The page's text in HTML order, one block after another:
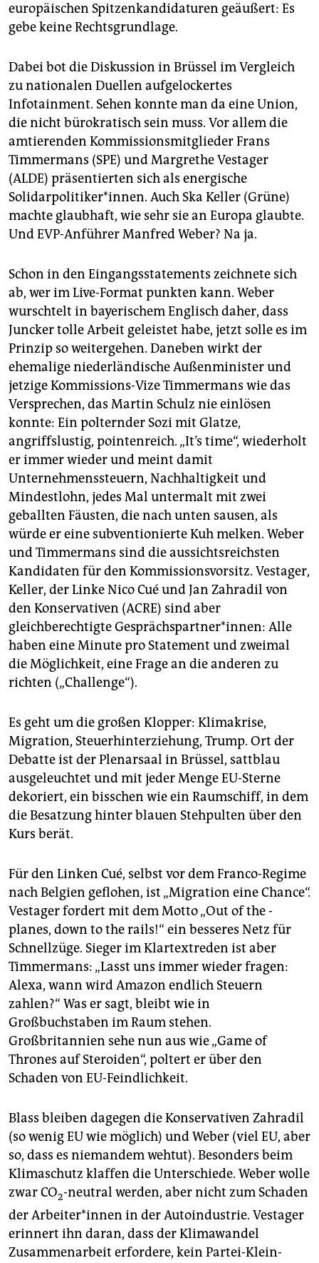
europäischen Spitzenkandidaturen geäußert: Es
gebe keine Rechtsgrundlage.
Dabei bot die Diskussion in Brüssel im Vergleich
zu nationalen Duellen aufgelockertes
Infotainment. Sehen konnte man da eine Union,
die nicht bürokratisch sein muss. Vor allem die
amtierenden Kommissionsmitglieder Frans
Timmermans (SPE) und Margrethe Vestager
(ALDE) präsentierten sich als energische
Solidarpolitiker*innen. Auch Ska Keller (Grüne)
machte glaubhaft, wie sehr sie an Europa glaubte.
Und EVP-Anführer Manfred Weber? Na ja.
Schon in den Eingangsstatements zeichnete sich
ab, wer im Live-Format punkten kann. Weber
wurschtelt in bayerischem Englisch daher, dass
Juncker tolle Arbeit geleistet habe, jetzt solle es im
Prinzip so weitergehen. Daneben wirkt der
ehemalige niederländische Außenminister und
jetzige Kommissions-Vize Timmermans wie das
Versprechen, das Martin Schulz nie einlösen
konnte: Ein polternder Sozi mit Glatze,
angriffslustig, pointenreich. „It’s time“, wiederholt
er immer wieder und meint damit
Unternehmenssteuern, Nachhaltigkeit und
Mindestlohn, jedes Mal untermalt mit zwei
geballten Fäusten, die nach unten sausen, als
würde er eine subventionierte Kuh melken. Weber
und Timmermans sind die aussichtsreichsten
Kandidaten für den Kommissionsvorsitz. Vestager,
Keller, der Linke Nico Cué und Jan Zahradil von
den Konservativen (ACRE) sind aber
gleichberechtigte Gesprächspartner*innen: Alle
haben eine Minute pro Statement und zweimal
die Möglichkeit, eine Frage an die anderen zu
richten („Challenge“).
Es geht um die großen Klopper: Klimakrise,
Migration, Steuerhinterziehung, Trump. Ort der
Debatte ist der Plenarsaal in Brüssel, sattblau
ausgeleuchtet und mit jeder Menge EU-Sterne
dekoriert, ein bisschen wie ein Raumschiff, in dem
die Besatzung hinter blauen Stehpulten über den
Kurs berät.
Für den Linken Cué, selbst vor dem Franco-Regime
nach Belgien geflohen, ist „Migration eine Chance“.
Vestager fordert mit dem Motto „Out of the ­
planes, down to the rails!“ ein besseres Netz für
Schnellzüge. Sieger im Klartextreden ist aber
Timmermans: „Lasst uns immer wieder fragen:
Alexa, wann wird Amazon endlich Steuern
zahlen?“ Was er sagt, bleibt wie in
Großbuchstaben im Raum stehen.
Großbritannien sehe nun aus wie „Game of
Thrones auf Steroiden“, poltert er über den
Schaden von EU-Feindlichkeit.
Blass bleiben dagegen die Konservativen Zahradil
(so wenig EU wie möglich) und Weber (viel EU, aber
so, dass es niemandem wehtut). Besonders beim
Klimaschutz klaffen die Unterschiede. Weber wolle
zwar CO2-neutral werden, aber nicht zum Schaden
der Arbeiter*innen in der Autoindustrie. Vestager
erinnert ihn daran, dass der Klimawandel
Zusammenarbeit erfordere, kein Partei-Klein-